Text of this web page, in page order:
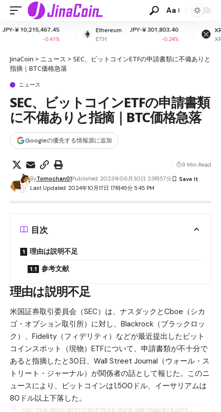
Aa
Ethereum
ETH
JPY-¥ 301,803.40
XRP
XRP
JPY-¥ 163.58
-0.09%
JinaCoin > ニュース > SEC、ビットコインETFの申請書類に不備ありと
指摘｜BTC価格急落
ニュース
SEC、ビットコインETFの申請書類
に不備ありと指摘｜BTC価格急落
Googleの優先する情報源に追加
Last Updated: 2024年10月17日 17時45分 5:45 PM
ByTomochan01Published: 2023年06月30日 23時57分
9 Min Read
目次
理由は説明不足
参考文献
理由は説明不足
米国証券取引委員会（SEC）は、ナスダックとCboe（シカ
ゴ・オプション取引所）に対し、Blackrock（ブラックロッ
ク）、Fidelity（フィデリティ）などが最近提出したビット
コインスポット（現物）ETFについて、申請書類が不十分で
あると指摘したと30日、Wall Street Journal（ウォール・ス
トリート・ジャーナル）が関係者の話として報じた。このニ
ュースにより、ビットコインは1,500ドル、イーサリアムは
80ドル以上下落した。